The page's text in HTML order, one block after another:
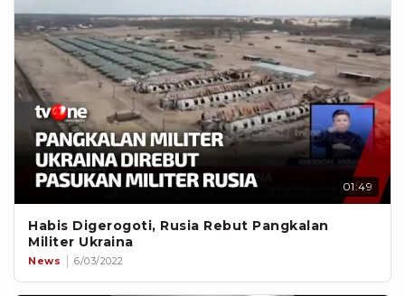
01:49
Habis Digerogoti, Rusia Rebut Pangkalan
Militer Ukraina
News 6/03/2022